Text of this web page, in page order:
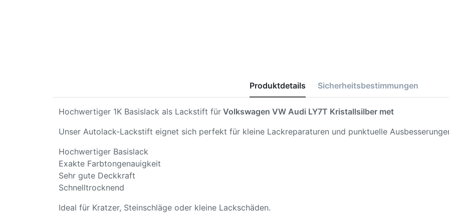
Produktdetails Sicherheitsbestimmungen
Hochwertiger 1K Basislack als Lackstift für Volkswagen VW Audi LY7T Kristallsilber met
Unser Autolack-Lackstift eignet sich perfekt für kleine Lackreparaturen und punktuelle
Hochwertiger Basislack
Exakte Farbtongenauigkeit
Sehr gute Deckkraft
Schnelltrocknend
Ideal für Kratzer, Steinschläge oder kleine Lackschäden.